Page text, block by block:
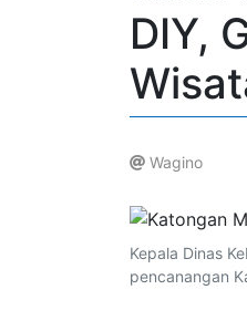
DIY,
Wagino
Kepala Dinas
pencanangan